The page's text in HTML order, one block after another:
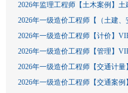
2026年监理工程师【土木案例】土
2026年一级造价工程师【（土建
2026年一级造价工程师【计价】
2026年一级造价工程师【管理】
2026年一级造价工程师【交通计量
2026年一级造价工程师【交通案例